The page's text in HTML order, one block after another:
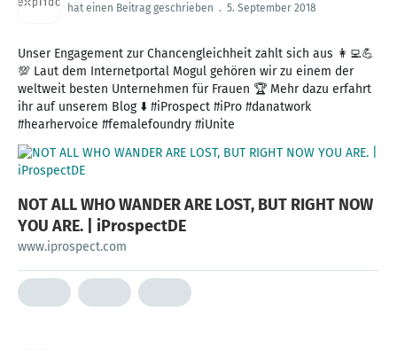
hat einen Beitrag geschrieben . 5. September 2018
Unser Engagement zur Chancengleichheit zahlt sich aus 👩‍💻💪
💯 Laut dem Internetportal Mogul gehören wir zu einem der
weltweit besten Unternehmen für Frauen 🏆 Mehr dazu erfahrt
ihr auf unserem Blog ⬇️ #iProspect #iPro #danatwork
#hearhervoice #femalefoundry #iUnite
NOT ALL WHO WANDER ARE LOST, BUT RIGHT NOW
YOU ARE. | iProspectDE
www.iprospect.com